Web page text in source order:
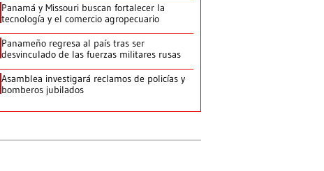
Panamá y Missouri buscan fortalecer la
tecnología y el comercio agropecuario
Panameño regresa al país tras ser
desvinculado de las fuerzas militares rusas
Asamblea investigará reclamos de policías y
bomberos jubilados